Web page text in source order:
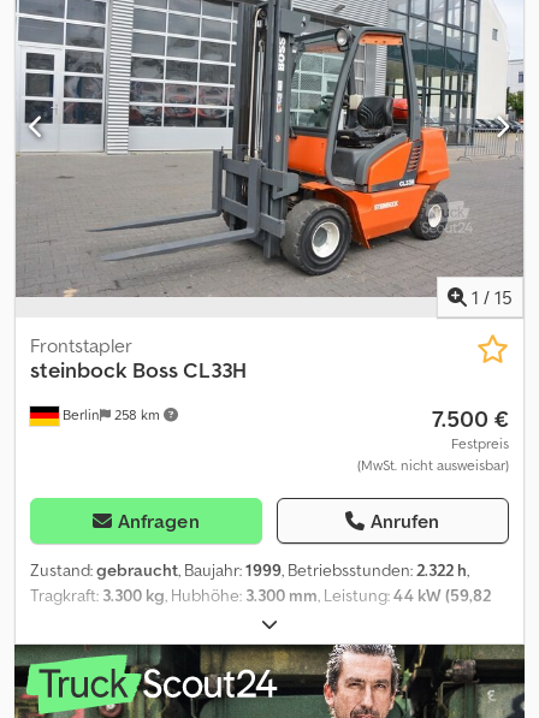
Abzorf
1 / 15
Berlin 258 km
Frontstapler
steinbock Boss CL33H
7.500 €
Festpreis
(MwSt. nicht ausweisbar)
Anfragen Anrufen
Zustand:gebraucht, Baujahr:1999, Betriebsstunden:2.322 h,
Tragkraft: 3.300 kg, Hubhöhe: 3.300 mm, Leistung:44 kW (59,82
, Farbe:Orange
km, Erstzulassung:10/1999, Federung:Sonstige, Fahrerkabine:
Sonstige , Emissionsklasse:keine, Kraftstoff:Flüssiggas (LPG),
Ausstattung:Kopfschutz, * Hubhöhe:3300mm * Tragkraft:3300kg